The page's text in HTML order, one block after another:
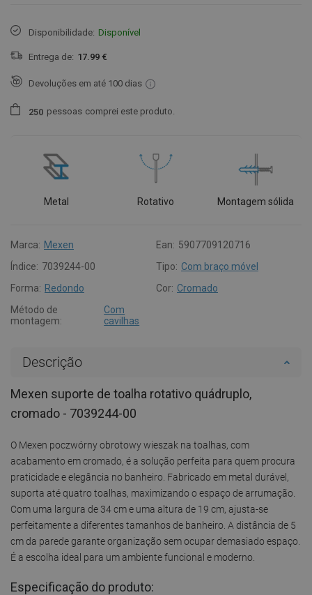
Disponibilidade: Disponível
Entrega de: 17.99 €
Devoluções em até 100 dias
250 pessoas comprei este produto.
Metal Rotativo Montagem sólida
Marca: Mexen Ean: 5907709120716
Índice: 7039244-00 Tipo: Com braço móvel
Forma: Redondo Cor: Cromado
Método de
montagem:
Com
cavilhas
Descrição
Mexen suporte de toalha rotativo quádruplo,
cromado - 7039244-00
O Mexen poczwórny obrotowy wieszak na toalhas, com
acabamento em cromado, é a solução perfeita para quem procura
praticidade e elegância no banheiro. Fabricado em metal durável,
suporta até quatro toalhas, maximizando o espaço de arrumação.
Com uma largura de 34 cm e uma altura de 19 cm, ajusta-se
perfeitamente a diferentes tamanhos de banheiro. A distância de 5
cm da parede garante organização sem ocupar demasiado espaço.
É a escolha ideal para um ambiente funcional e moderno.
Especificação do produto: